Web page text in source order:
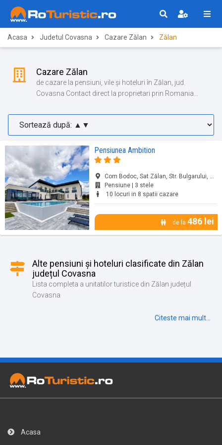
Acasa Judetul Covasna Cazare Zălan Zălan
Cazare Zălan
de cazare la pensiuni, vile și hoteluri în Zălan, jud.
Covasna Contact direct la proprietari prin Romania
Pensiunea Ambition
Com Bodoc, Sat Zălan, Str. Bulgarului, Nr. 218/L, Zălan, jud. Covasna
Pensiune | 3 stele
10 locuri in 8 spatii cazare
de la 486 lei
Alte pensiuni și hoteluri clasificate din Zălan
județul Covasna
Lista completa a unitatilor turistice din Zălan județul
Covasna
Citeste mai mult...
Acasa